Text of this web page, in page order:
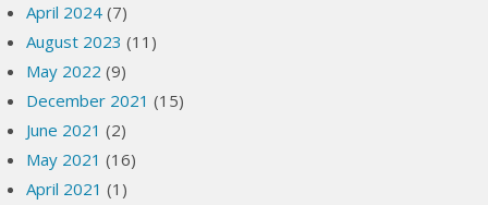
April 2024 (7)
August 2023 (11)
May 2022 (9)
December 2021 (15)
June 2021 (2)
May 2021 (16)
April 2021 (1)